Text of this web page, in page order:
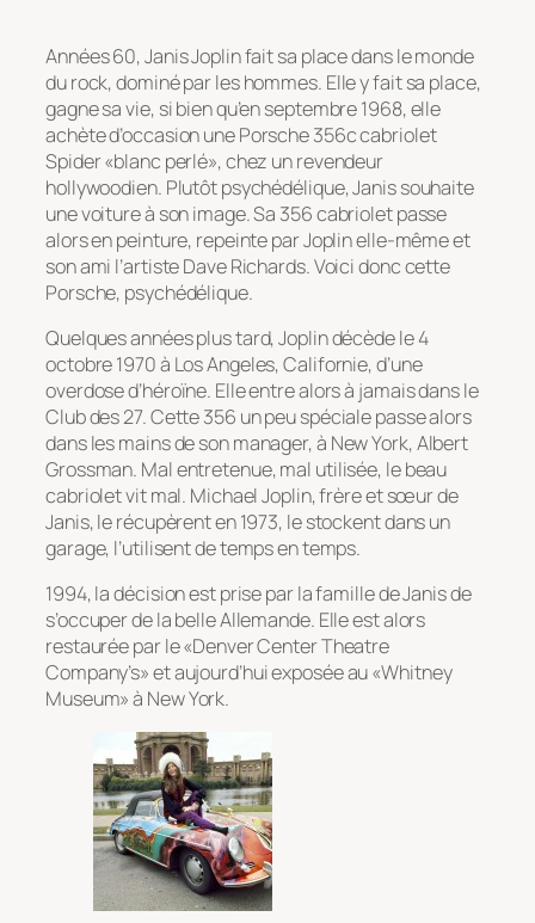
Années 60, Janis Joplin fait sa place dans le monde
du rock, dominé par les hommes. Elle y fait sa place,
gagne sa vie, si bien qu’en septembre 1968, elle
achète d’occasion une Porsche 356c cabriolet
Spider «blanc perlé», chez un revendeur
hollywoodien. Plutôt psychédélique, Janis souhaite
une voiture à son image. Sa 356 cabriolet passe
alors en peinture, repeinte par Joplin elle-même et
son ami l’artiste Dave Richards. Voici donc cette
Porsche, psychédélique.
Quelques années plus tard, Joplin décède le 4
octobre 1970 à Los Angeles, Californie, d’une
overdose d’héroïne. Elle entre alors à jamais dans le
Club des 27. Cette 356 un peu spéciale passe alors
dans les mains de son manager, à New York, Albert
Grossman. Mal entretenue, mal utilisée, le beau
cabriolet vit mal. Michael Joplin, frère et sœur de
Janis, le récupèrent en 1973, le stockent dans un
garage, l’utilisent de temps en temps.
1994, la décision est prise par la famille de Janis de
s’occuper de la belle Allemande. Elle est alors
restaurée par le «Denver Center Theatre
Company’s» et aujourd’hui exposée au «Whitney
Museum» à New York.